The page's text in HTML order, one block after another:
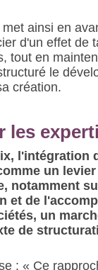
ainsi en
d'un effet de
tout en
le
création.
les
l'intégration
un
notamment
et de
un
de
: « Ce